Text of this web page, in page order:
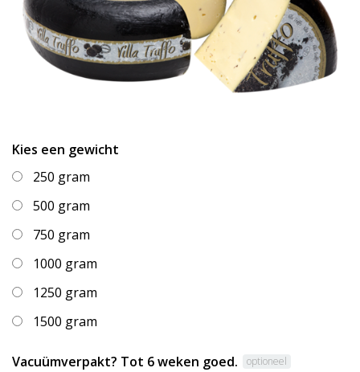
Kies een gewicht
250 gram
500 gram
750 gram
1000 gram
1250 gram
1500 gram
Vacuümverpakt? Tot 6 weken goed. optioneel